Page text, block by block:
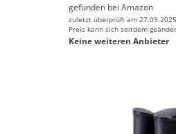
gefunden bei Amazon
zuletzt überprüft am
Preis kann sich seitdem
Keine weiteren Anbieter